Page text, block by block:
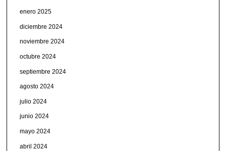
enero 2025
diciembre 2024
noviembre 2024
octubre 2024
septiembre 2024
agosto 2024
julio 2024
junio 2024
mayo 2024
abril 2024